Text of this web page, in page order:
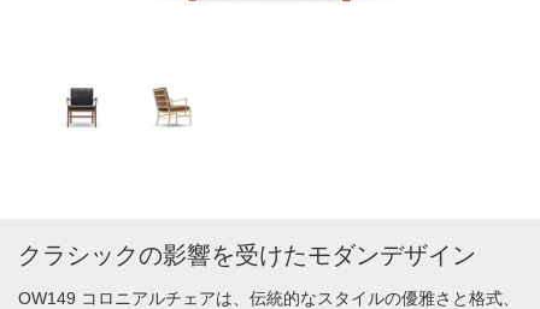
クラシックの影響を受けたモダンデザイン
OW149 コロニアルチェアは、伝統的なスタイルの優雅さと格式、